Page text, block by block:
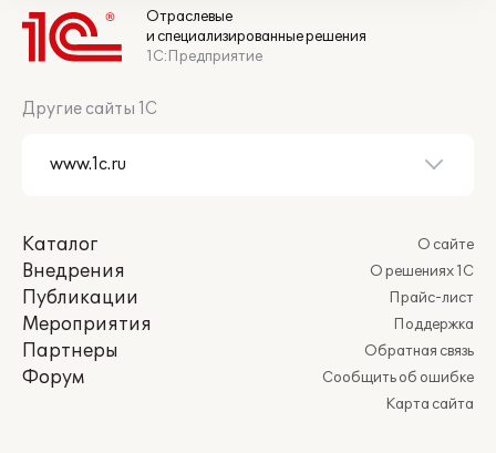
Отраслевые
и специализированные решения
1С:Предприятие
Другие сайты 1С
Каталог
Внедрения
Публикации
Мероприятия
Партнеры
Форум
О сайте
О решениях 1С
Прайс-лист
Поддержка
Обратная связь
Сообщить об ошибке
Карта сайта